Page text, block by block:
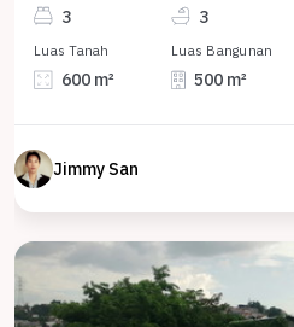
3 3
Luas Tanah
600 m²
Luas Bangunan
500 m²
Jimmy San